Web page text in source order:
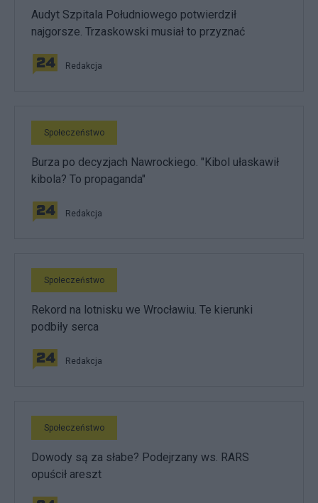
Audyt Szpitala Południowego potwierdził
najgorsze. Trzaskowski musiał to przyznać
Redakcja
Społeczeństwo
Burza po decyzjach Nawrockiego. "Kibol ułaskawił
kibola? To propaganda"
Redakcja
Społeczeństwo
Rekord na lotnisku we Wrocławiu. Te kierunki
podbiły serca
Redakcja
Społeczeństwo
Dowody są za słabe? Podejrzany ws. RARS
opuścił areszt